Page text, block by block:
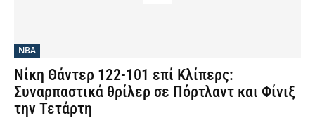
NBA
Νίκη Θάντερ 122-101 επί Κλίπερς:
Συναρπαστικά θρίλερ σε Πόρτλαντ και Φίνιξ
την Τετάρτη